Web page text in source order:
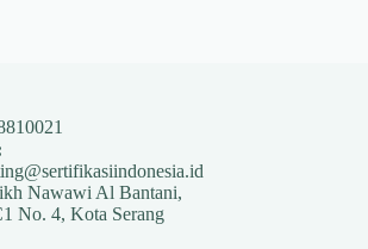
Nawawi Al Bantani,
No. 4, Kota Serang